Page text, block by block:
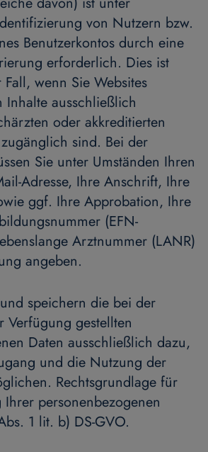
von Nutzern bzw.
Benutzerkontos durch eine
erforderlich. Dies ist
wenn Sie Websites
Inhalte ausschließlich
oder akkreditierten
sind. Bei der
Sie unter Umständen Ihren
Adresse, Ihre Anschrift, Ihre
ggf. Ihre Approbation, Ihre
(EFN-
Arztnummer (LANR)
angeben.
speichern die bei der
Verfügung gestellten
Daten ausschließlich dazu,
und die Nutzung der
Rechtsgrundlage für
personenbezogenen
1 lit. b) DS-GVO.